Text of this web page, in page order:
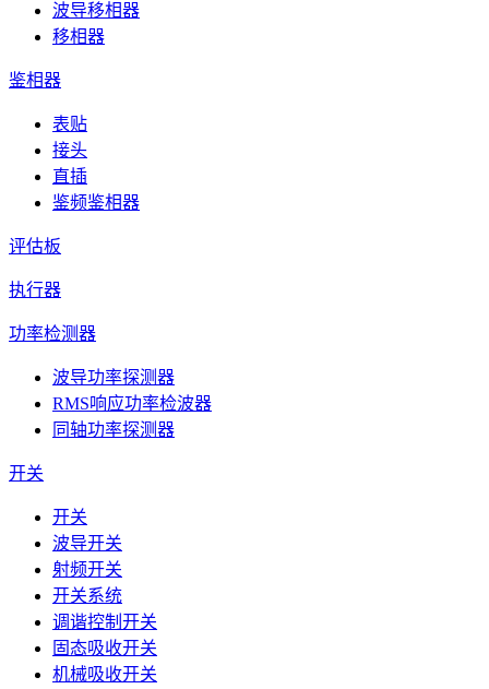
波导移相器
移相器
鉴相器
表贴
接头
直插
鉴频鉴相器
评估板
执行器
功率检测器
波导功率探测器
RMS响应功率检波器
同轴功率探测器
开关
开关
波导开关
射频开关
开关系统
调谐控制开关
固态吸收开关
机械吸收开关